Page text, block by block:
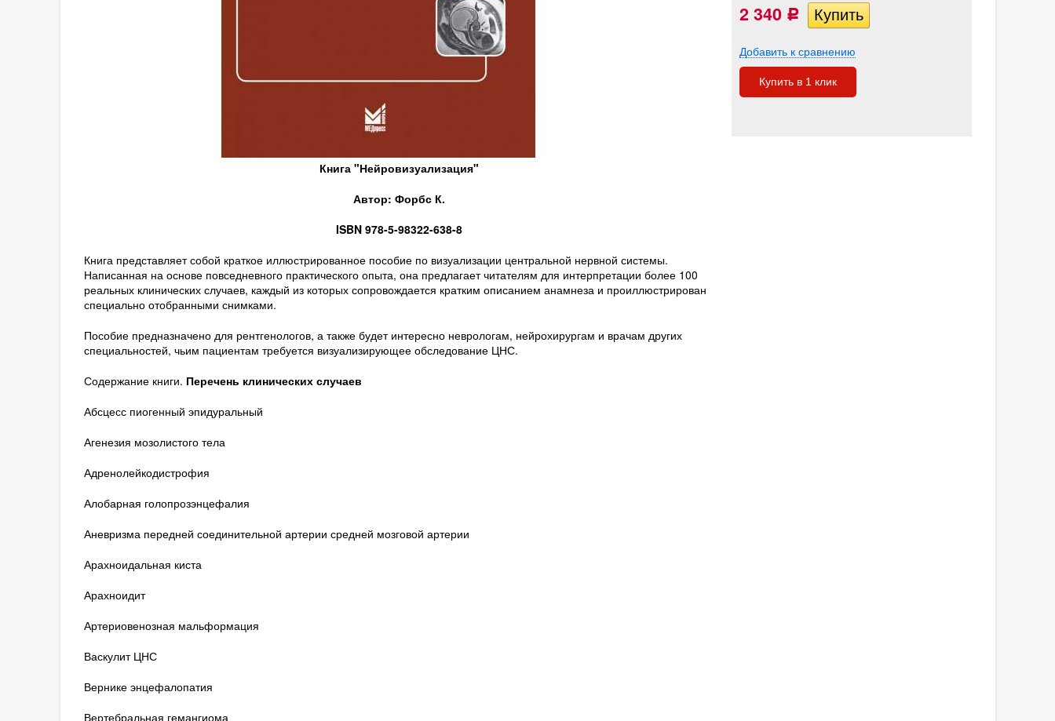
2 340 Р
Добавить к сравнению
Купить в 1 клик
Книга "Нейровизуализация"
Автор: Форбс К.
ISBN 978-5-98322-638-8
Книга представляет собой краткое иллюстрированное пособие по визуализации центральной нервной системы.
Написанная на основе повседневного практического опыта, она предлагает читателям для интерпретации более 100
реальных клинических случаев, каждый из которых сопровождается кратким описанием анамнеза и проиллюстрирован
специально отобранными снимками.
Пособие предназначено для рентгенологов, а также будет интересно неврологам, нейрохирургам и врачам других
специальностей, чьим пациентам требуется визуализирующее обследование ЦНС.
Содержание книги. Перечень клинических случаев
Абсцесс пиогенный эпидуральный
Агенезия мозолистого тела
Адренолейкодистрофия
Алобарная голопрозэнцефалия
Аневризма передней соединительной артерии средней мозговой артерии
Арахноидальная киста
Арахноидит
Артериовенозная мальформация
Васкулит ЦНС
Вернике энцефалопатия
Вертебральная гемангиома